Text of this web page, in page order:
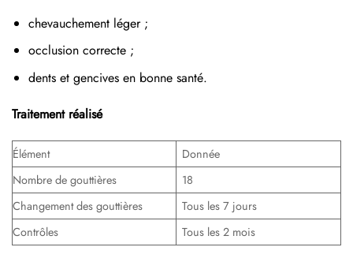
chevauchement léger ;
occlusion correcte ;
dents et gencives en bonne santé.
Traitement réalisé
Élément
Donnée
Nombre de gouttières
18
Changement des gouttières
Tous les 7 jours
Contrôles
Tous les 2 mois